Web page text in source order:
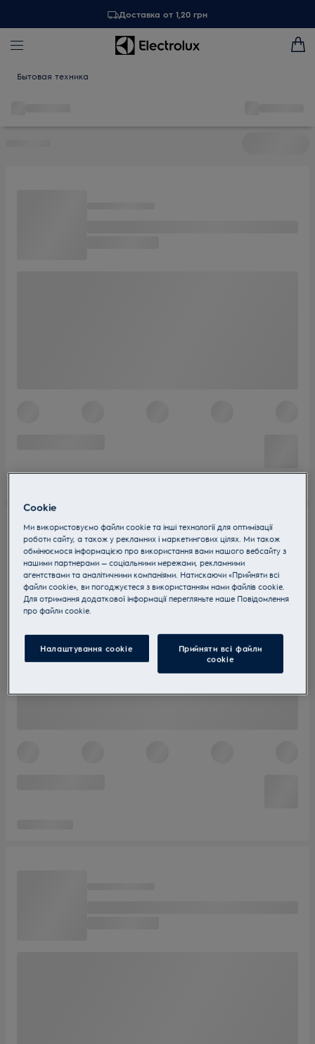
Доставка от 1,20 грн
Бытовая техника
Cookie
Ми використовуємо файли cookie та інші технології для оптимізації
роботи сайту, а також у рекламних і маркетингових цілях. Ми також
обмінюємося інформацією про використання вами нашого вебсайту з
нашими партнерами — соціальними мережами, рекламними
агентствами та аналітичними компаніями. Натискаючи «Прийняти всі
файли cookie», ви погоджуєтеся з використанням нами файлів cookie.
Для отримання додаткової інформації перегляньте наше Пoвідомлення
прo файли cookie.
Налаштування cookie
Прийняти всі файли
сookie